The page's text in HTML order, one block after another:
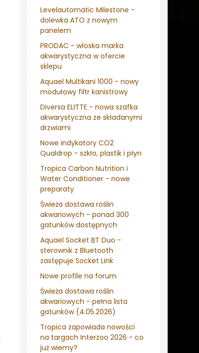
Levelautomatic Milestone -
dolewka ATO z nowym
panelem
PRODAC - włoska marka
akwarystyczna w ofercie
sklepu
Aquael Multikani 1000 - nowy
modułowy filtr kanistrowy
Diversa ELITTE - nowa szafka
akwarystyczna ze składanymi
drzwiami
Nowe indykatory CO2
Qualdrop - szkło, plastik i płyn
Tropica Carbon Nutrition i
Water Conditioner - nowe
preparaty
Świeża dostawa roślin
akwariowych - ponad 300
gatunków dostępnych
Aquael Socket BT Duo -
sterownik z Bluetooth
zastępuje Socket Link
Nowe profile na forum
Świeża dostawa roślin
akwariowych - pełna lista
gatunków (4.05.2026)
Tropica zapowiada nowości
na targach Interzoo 2026 - co
już wiemy?